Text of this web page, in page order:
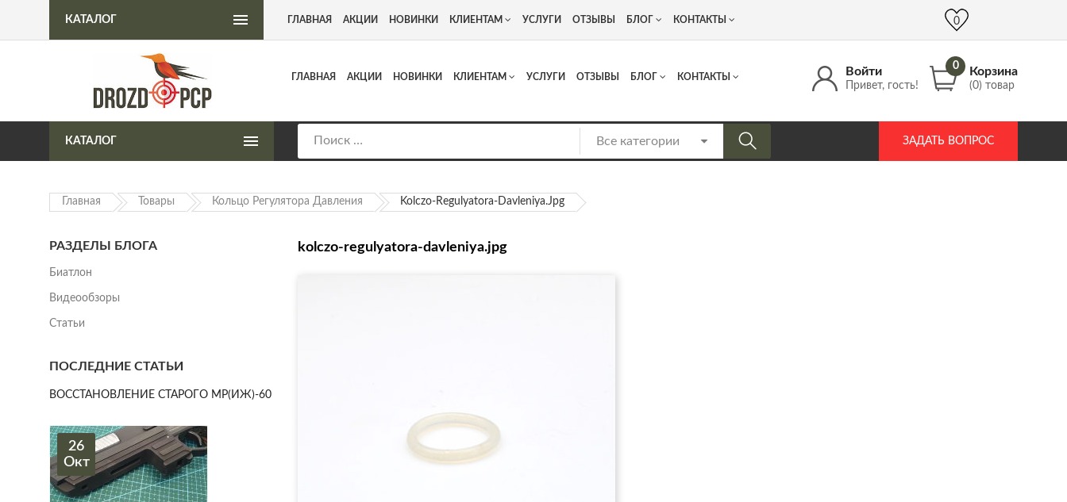
Интернет-магазин пневматического оружия Адрес: г. Москва, Люберцы, Котельнический проезд 13 +7 (917) 537 17 16 info@DrozdPcp.ru
Войти
Привет, гость!
0 Корзина
(0) товар
ГЛАВНАЯ АКЦИИ НОВИНКИ КЛИЕНТАМ УСЛУГИ ОТЗЫВЫ БЛОГ КОНТАКТЫ
КАТАЛОГ ЗАДАТЬ ВОПРОС
КАТАЛОГ ГЛАВНАЯ АКЦИИ НОВИНКИ КЛИЕНТАМ УСЛУГИ ОТЗЫВЫ БЛОГ КОНТАКТЫ 0
Главная Товары Кольцо Регулятора Давления Kolczo-Regulyatora-Davleniya.jpg
kolczo-regulyatora-davleniya.jpg
РАЗДЕЛЫ БЛОГА
Биатлон
Видеообзоры
Статьи
ПОСЛЕДНИЕ СТАТЬИ
ВОССТАНОВЛЕНИЕ СТАРОГО МР(ИЖ)-60
26
Окт